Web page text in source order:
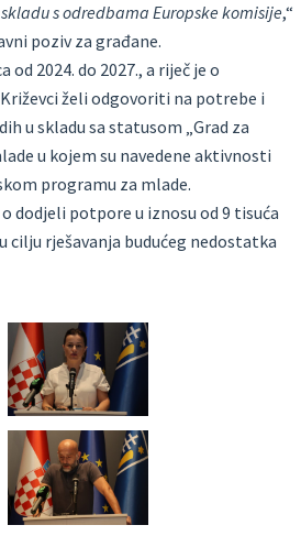
s odredbama Europske komisije,“
poziv za građane.
2024. do 2027., a riječ je o
želi odgovoriti na potrebe i
u skladu sa statusom „Grad za
u kojem su navedene aktivnosti
programu za mlade.
dodjeli potpore u iznosu od 9 tisuća
cilju rješavanja budućeg nedostatka